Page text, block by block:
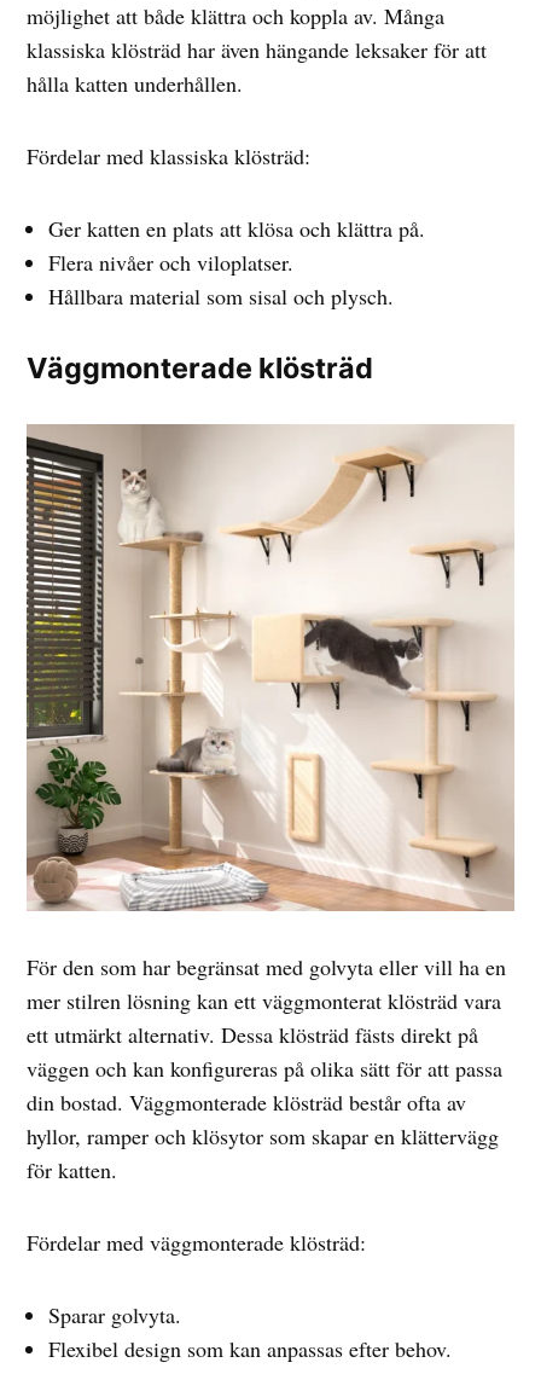
möjlighet att både klättra och koppla av. Många
klassiska klösträd har även hängande leksaker för att
hålla katten underhållen.
Fördelar med klassiska klösträd:
Ger katten en plats att klösa och klättra på.
Flera nivåer och viloplatser.
Hållbara material som sisal och plysch.
Väggmonterade klösträd
För den som har begränsat med golvyta eller vill ha en
mer stilren lösning kan ett väggmonterat klösträd vara
ett utmärkt alternativ. Dessa klösträd fästs direkt på
väggen och kan konfigureras på olika sätt för att passa
din bostad. Väggmonterade klösträd består ofta av
hyllor, ramper och klösytor som skapar en klättervägg
för katten.
Fördelar med väggmonterade klösträd:
Sparar golvyta.
Flexibel design som kan anpassas efter behov.